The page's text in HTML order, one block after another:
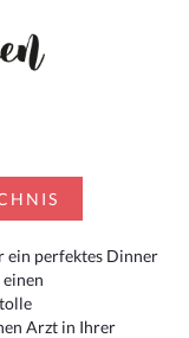
ein perfektes Dinner
Arzt in Ihrer